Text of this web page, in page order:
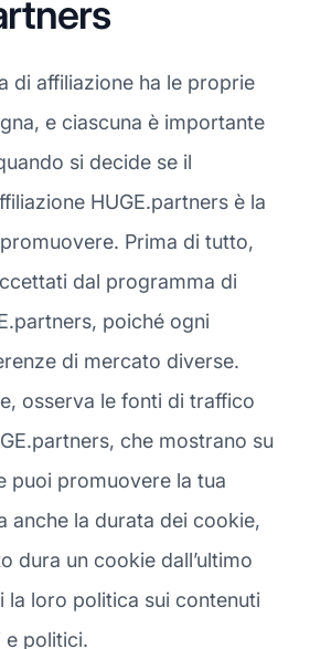
di affiliazione ha le proprie
e ciascuna è importante
si decide se il
HUGE.partners è la
Prima di tutto,
dal programma di
poiché ogni
di mercato diverse.
osserva le fonti di traffico
che mostrano su
puoi promuovere la tua
anche la durata dei cookie,
dura un cookie dall’ultimo
la loro politica sui contenuti
e politici.